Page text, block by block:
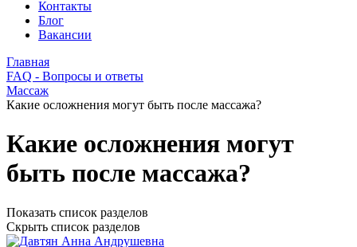
Контакты
Блог
Вакансии
Главная
FAQ - Вопросы и ответы
Массаж
Какие осложнения могут быть после массажа?
Какие осложнения могут
быть после массажа?
Показать список разделов
Скрыть список разделов